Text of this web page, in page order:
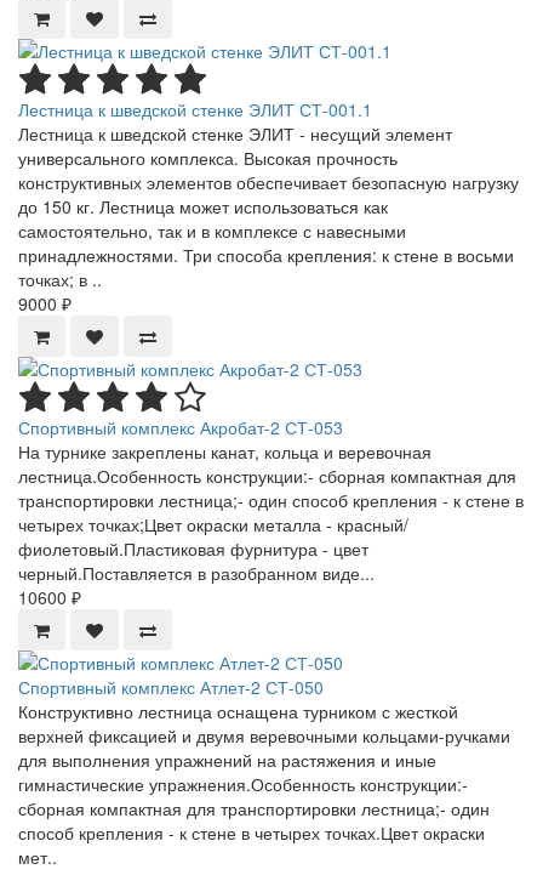
Лестница к шведской стенке ЭЛИТ СТ-001.1
Лестница к шведской стенке ЭЛИТ - несущий элемент
универсального комплекса. Высокая прочность
конструктивных элементов обеспечивает безопасную нагрузку
до 150 кг. Лестница может использоваться как
самостоятельно, так и в комплексе с навесными
принадлежностями. Три способа крепления: к стене в восьми
точках; в ..
9000 ₽
Спортивный комплекс Акробат-2 СТ-053
На турнике закреплены канат, кольца и веревочная
лестница.Особенность конструкции:- сборная компактная для
транспортировки лестница;- один способ крепления - к стене в
четырех точках;Цвет окраски металла - красный/
фиолетовый.Пластиковая фурнитура - цвет
черный.Поставляется в разобранном виде...
10600 ₽
Спортивный комплекс Атлет-2 СТ-050
Конструктивно лестница оснащена турником с жесткой
верхней фиксацией и двумя веревочными кольцами-ручками
для выполнения упражнений на растяжения и иные
гимнастические упражнения.Особенность конструкции:-
сборная компактная для транспортировки лестница;- один
способ крепления - к стене в четырех точках.Цвет окраски
мет..